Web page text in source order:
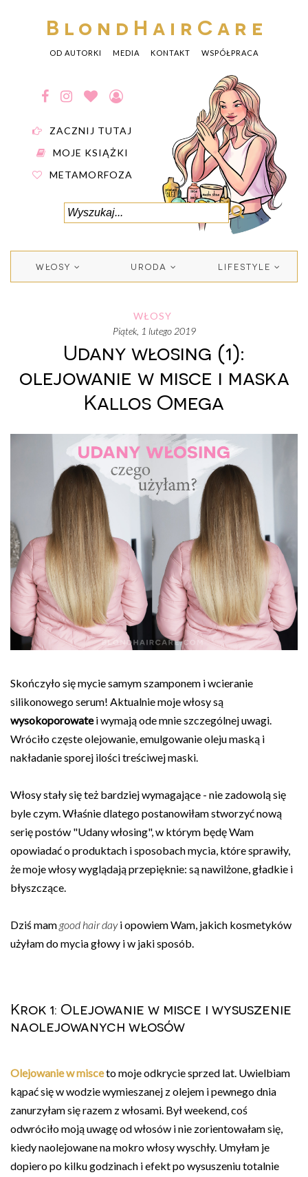
BlondHairCare
OD AUTORKI MEDIA KONTAKT WSPÓŁPRACA
ZACZNIJ TUTAJ
MOJE KSIĄŻKI
METAMORFOZA
WŁOSY URODA LIFESTYLE
WŁOSY
piątek, 1 lutego 2019
Udany włosing (1):
olejowanie w misce i maska
Kallos Omega
Skończyło się mycie samym szamponem i wcieranie
silikonowego serum! Aktualnie moje włosy są
wysokoporowatei wymają ode mnie szczególnej uwagi.
Wróciło częste olejowanie, emulgowanie oleju maską i
nakładanie sporej ilości treściwej maski.
Włosy stały się też bardziej wymagające - nie zadowolą się
byle czym. Właśnie dlatego postanowiłam stworzyć nową
serię postów "Udany włosing", w którym będę Wam
opowiadać o produktach i sposobach mycia, które sprawiły,
że moje włosy wyglądają przepięknie: są nawilżone, gładkie i
błyszczące.
Dziś mam good hair dayi opowiem Wam, jakich kosmetyków
użyłam do mycia głowy i w jaki sposób.
Krok 1: Olejowanie w misce i wysuszenie
naolejowanych włosów
Olejowanie w misceto moje odkrycie sprzed lat. Uwielbiam
kąpać się w wodzie wymieszanej z olejem i pewnego dnia
zanurzyłam się razem z włosami. Był weekend, coś
odwróciło moją uwagę od włosów i nie zorientowałam się,
kiedy naolejowane na mokro włosy wyschły. Umyłam je
dopiero po kilku godzinach i efekt po wysuszeniu totalnie